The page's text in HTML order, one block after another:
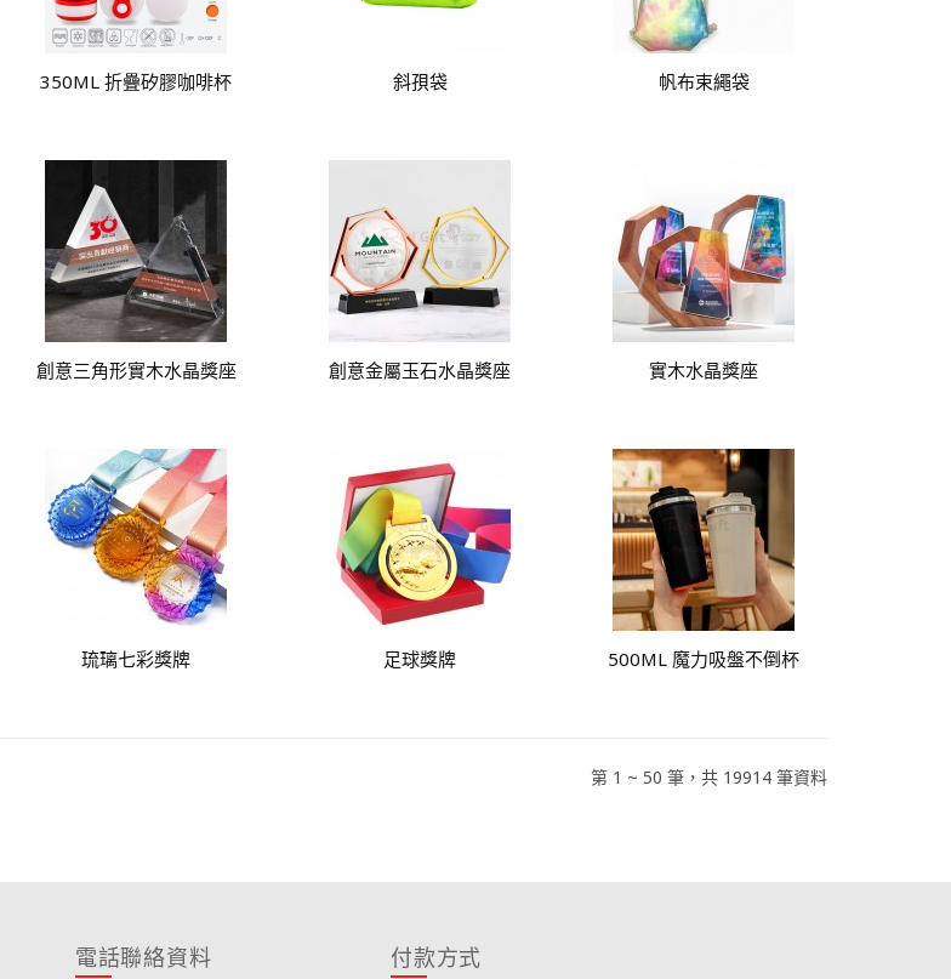
350ML 折疊矽膠咖啡杯 斜孭袋 帆布束繩袋
創意三角形實木水晶獎座 創意金屬玉石水晶獎座 實木水晶獎座
琉璃七彩獎牌 足球獎牌 500ML 魔力吸盤不倒杯
第 1 ~ 50 筆，共 19914 筆資料
電話聯絡資料 付款方式